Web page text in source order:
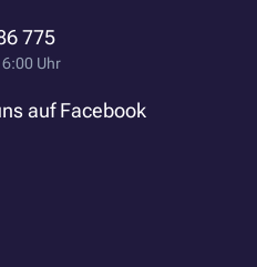
775
Uhr
auf Facebook